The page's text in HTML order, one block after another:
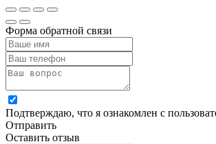
Форма обратной связи
Подтверждаю, что я ознакомлен с
Отправить
Оставить отзыв